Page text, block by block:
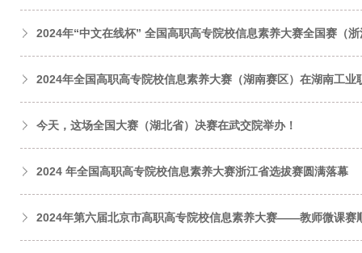
2024年“中文在线杯” 全国高职高专院校信息素养大赛全国赛（
2024年全国高职高专院校信息素养大赛（湖南赛区）在湖南工业
今天，这场全国大赛（湖北省）决赛在武交院举办！
2024 年全国高职高专院校信息素养大赛浙江省选拔赛圆满落幕
2024年第六届北京市高职高专院校信息素养大赛——教师微课赛